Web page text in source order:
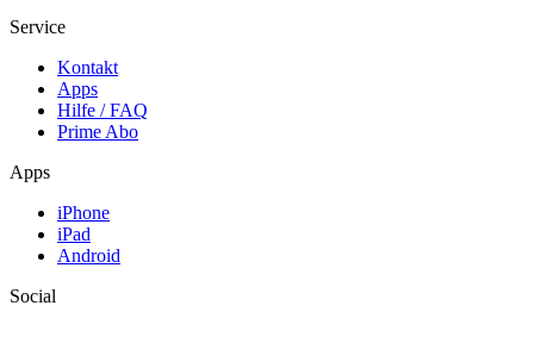
Service
Kontakt
Apps
Hilfe / FAQ
Prime Abo
Apps
iPhone
iPad
Android
Social